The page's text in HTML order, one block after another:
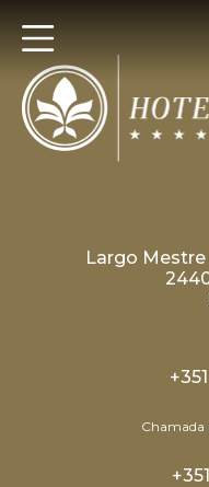
Largo
Chamada